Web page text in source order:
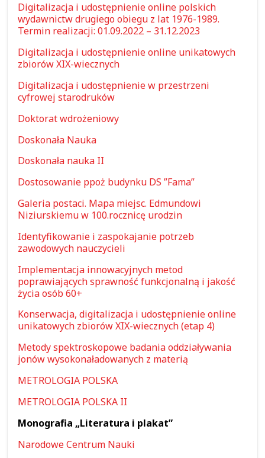
Digitalizacja i udostępnienie online polskich
wydawnictw drugiego obiegu z lat 1976-1989.
Termin realizacji: 01.09.2022 – 31.12.2023
Digitalizacja i udostępnienie online unikatowych
zbiorów XIX-wiecznych
Digitalizacja i udostępnienie w przestrzeni
cyfrowej starodruków
Doktorat wdrożeniowy
Doskonała Nauka
Doskonała nauka II
Dostosowanie ppoż budynku DS ”Fama”
Galeria postaci. Mapa miejsc. Edmundowi
Niziurskiemu w 100.rocznicę urodzin
Identyfikowanie i zaspokajanie potrzeb
zawodowych nauczycieli
Implementacja innowacyjnych metod
poprawiających sprawność funkcjonalną i jakość
życia osób 60+
Konserwacja, digitalizacja i udostępnienie online
unikatowych zbiorów XIX-wiecznych (etap 4)
Metody spektroskopowe badania oddziaływania
jonów wysokonaładowanych z materią
METROLOGIA POLSKA
METROLOGIA POLSKA II
Monografia „Literatura i plakat”
Narodowe Centrum Nauki